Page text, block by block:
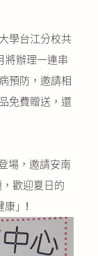
學台江分校共
將辦理一連串
預防，邀請相
免費贈送，還
場，邀請安南
歡迎夏日的
康」!